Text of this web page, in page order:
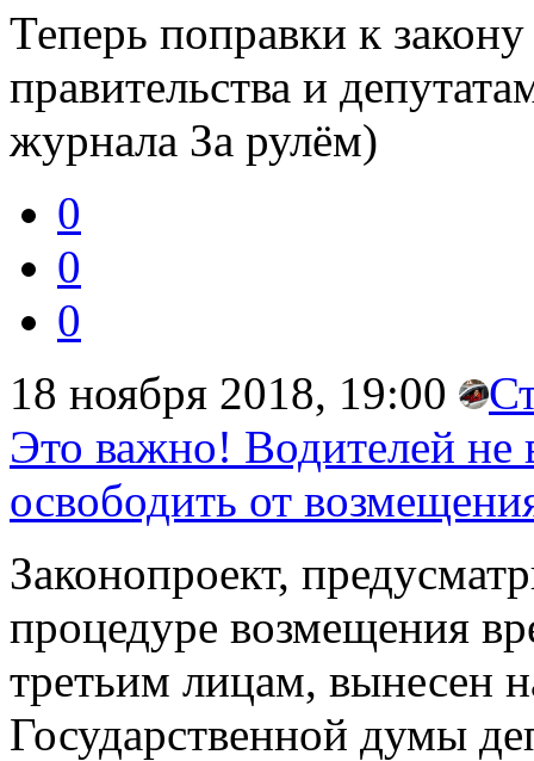
Теперь поправки к
правительства и
журнала За рулём)
0
0
0
18 ноября 2018, 19:00
Это важно! Водителей
освободить от
Законопроект,
процедуре возмещения
третьим лицам, вынесен
Государственной думы